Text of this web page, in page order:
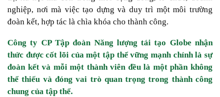
nghiệp, nơi mà việc tạo dựng và duy trì một môi trường
đoàn kết, hợp tác là chìa khóa cho thành công.
Công ty CP Tập đoàn Năng lượng tái tạo Globe nhận
thức được cốt lõi của một tập thể vững mạnh chính là sự
đoàn kết và mỗi một thành viên đều là một phần không
thể thiếu và đóng vai trò quan trọng trong thành công
chung của tập thể.